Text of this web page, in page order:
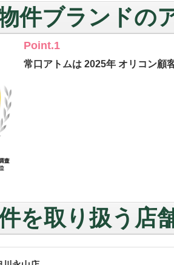
件ブランドの
Point.1
常口アトムは 2025年 オリコン顧
を取り扱う店